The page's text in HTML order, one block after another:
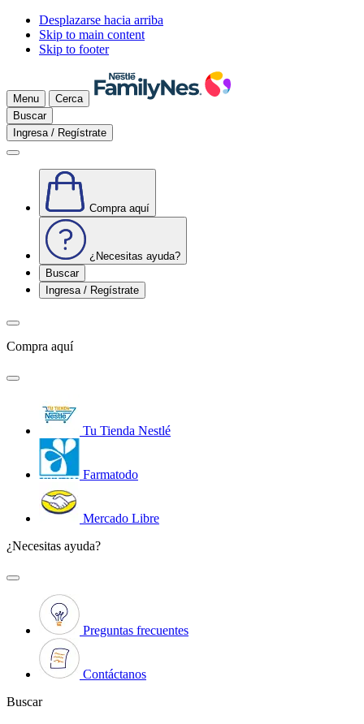
Desplazarse hacia arriba
Skip to main content
Skip to footer
Menu
Cerca
Buscar
Ingresa / Regístrate
Compra aquí
¿Necesitas ayuda?
Buscar
Ingresa / Regístrate
Compra aquí
Tu Tienda Nestlé
Farmatodo
Mercado Libre
¿Necesitas ayuda?
Preguntas frecuentes
Contáctanos
Buscar